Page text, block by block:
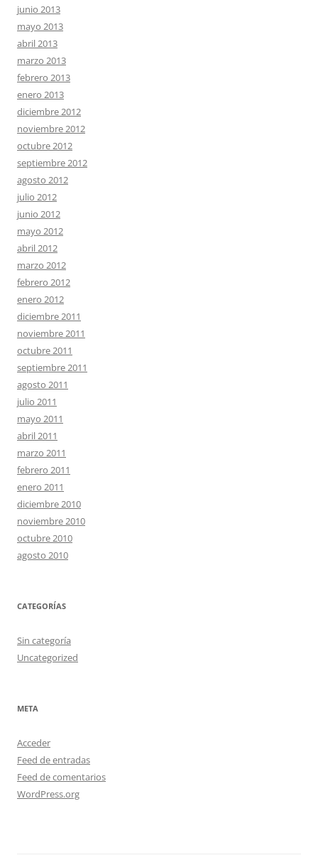
junio 2013
mayo 2013
abril 2013
marzo 2013
febrero 2013
enero 2013
diciembre 2012
noviembre 2012
octubre 2012
septiembre 2012
agosto 2012
julio 2012
junio 2012
mayo 2012
abril 2012
marzo 2012
febrero 2012
enero 2012
diciembre 2011
noviembre 2011
octubre 2011
septiembre 2011
agosto 2011
julio 2011
mayo 2011
abril 2011
marzo 2011
febrero 2011
enero 2011
diciembre 2010
noviembre 2010
octubre 2010
agosto 2010
CATEGORÍAS
Sin categoría
Uncategorized
META
Acceder
Feed de entradas
Feed de comentarios
WordPress.org